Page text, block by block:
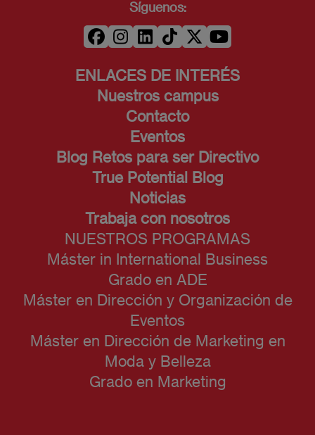
Síguenos:
ENLACES DE INTERÉS
Nuestros campus
Contacto
Eventos
Blog Retos para ser Directivo
True Potential Blog
Noticias
Trabaja con nosotros
NUESTROS PROGRAMAS
Máster in International Business
Grado en ADE
Máster en Dirección y Organización de
Eventos
Máster en Dirección de Marketing en
Moda y Belleza
Grado en Marketing